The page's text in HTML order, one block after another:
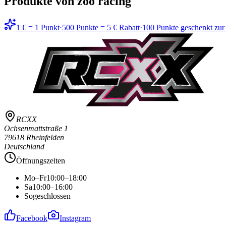
1 € = 1 Punkt·500 Punkte = 5 € Rabatt·100 Punkte geschenkt
RCXX
Ochsenmattstraße 1
79618 Rheinfelden
Deutschland
Öffnungszeiten
Mo–Fr10:00–18:00
Sa10:00–16:00
Sogeschlossen
Facebook Instagram